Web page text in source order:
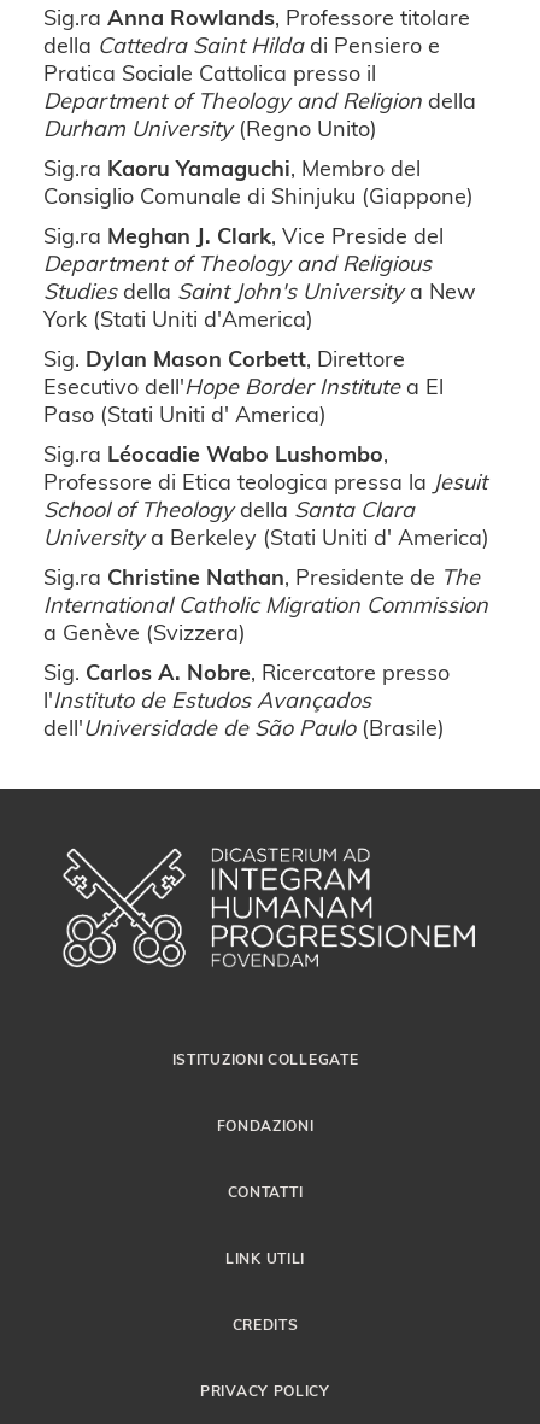
Sig.ra Anna Rowlands, Professore titolare
della Cattedra Saint Hildadi Pensiero e
Pratica Sociale Cattolica presso il
Department of Theology and Religiondella
Durham University(Regno Unito)
Sig.ra Kaoru Yamaguchi, Membro del
Consiglio Comunale di Shinjuku (Giappone)
Sig.ra Meghan J. Clark, Vice Preside del
Department of Theology and Religious
Studiesdella Saint John's Universitya New
York (Stati Uniti d'America)
Sig. Dylan Mason Corbett, Direttore
Esecutivo dell'Hope Border Institutea El
Paso (Stati Uniti d' America)
Sig.ra Léocadie Wabo Lushombo,
Professore di Etica teologica pressa la Jesuit
School of Theologydella Santa Clara
Universitya Berkeley (Stati Uniti d' America)
Sig.ra Christine Nathan, Presidente de The
International Catholic Migration Commission
a Genève (Svizzera)
Sig. Carlos A. Nobre, Ricercatore presso
l'Instituto de Estudos Avançados
dell'Universidade de São Paulo(Brasile)
ISTITUZIONI COLLEGATE
FONDAZIONI
CONTATTI
LINK UTILI
CREDITS
PRIVACY POLICY